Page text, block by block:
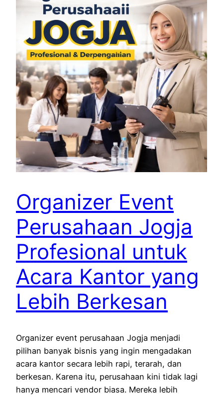
Organizer Event
Perusahaan Jogja
Profesional untuk
Acara Kantor yang
Lebih Berkesan
Organizer event perusahaan Jogja menjadi
pilihan banyak bisnis yang ingin mengadakan
acara kantor secara lebih rapi, terarah, dan
berkesan. Karena itu, perusahaan kini tidak lagi
hanya mencari vendor biasa. Mereka lebih